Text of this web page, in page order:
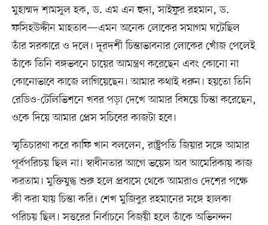
মুহাম্মদ শামসুল হক, ড. এম এন হুদা, সাইফুর রহমান, ড.
ফসিহউদ্দীন মাহতাব—এমন অনেক লোকের সমাগম ঘটেছিল
তাঁর সরকারে ও দলে। দূরদর্শী চিন্তাভাবনার লোকের খোঁজ পেলেই
তাঁকে তিনি বঙ্গভবনে চায়ের আমন্ত্রণ করেছেন এবং কোনো না
কোনোভাবে কাজে লাগিয়েছেন। আমার কথাই ধরুন। হয়তো তিনি
রেডিও-টেলিভিশনে খবর পড়া দেখে আমার বিষয়ে চিন্তা করেছেন,
ওকে দিয়ে আমার প্রেস সচিবের কাজটা হবে।
স্মৃতিচারণা করে কাফি খান বললেন, রাষ্ট্রপতি জিয়ার সঙ্গে আমার
পূর্বপরিচয় ছিল না। স্বাধীনতার আগে ভয়েস অব আমেরিকায় কাজ
করতাম। মুক্তিযুদ্ধ শুরু হলে প্রবাসে থেকে আমরাও দেশের পক্ষে
কী করা যায় চিন্তা করি। শেখ মুজিবুর রহমানের সঙ্গে হালকা
পরিচয় ছিল। সত্তরের নির্বাচনে বিজয়ী হলে তাঁকে অভিনন্দন